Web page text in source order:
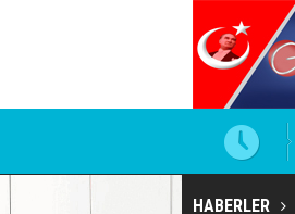
HABERLER